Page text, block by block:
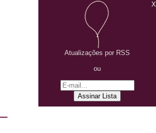
Atualizações por RSS
ou
X